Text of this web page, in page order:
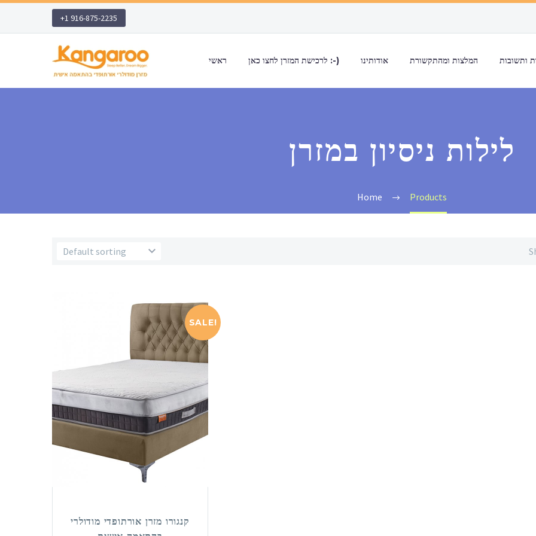
+1 916-875-2235
ראשי לרכישת המזרן לחצו כאן :-) אודותינו המלצות ומהתקשורת ותשובות
לילות ניסיון במזרן
Home Products
Default sorting
SALE!
קנגורו מזרן אורתופדי מודולרי